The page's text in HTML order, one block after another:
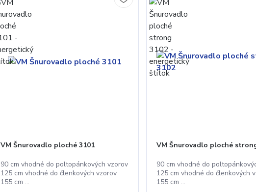
VM Šnurovadlo ploché 3101
90 cm vhodné do poltopánkových vzorov
125 cm vhodné do členkových vzorov
155 cm ...
VM Šnurovadlo ploché
90 cm vhodné do
125 cm vhodné do členkových
155 cm ...